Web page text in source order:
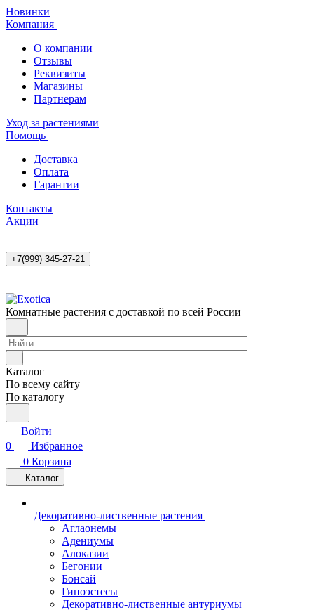
Новинки
Компания
О компании
Отзывы
Реквизиты
Магазины
Партнерам
Уход за растениями
Помощь
Доставка
Оплата
Гарантии
Контакты
Акции
+7(999) 345-27-21
Комнатные растения с доставкой по всей России
Каталог
По всему сайту
По каталогу
Войти
0
Избранное
0 Корзина
Каталог
Декоративно-лиственные растения
Аглаонемы
Адениумы
Алоказии
Бегонии
Бонсай
Гипоэстесы
Декоративно-лиственные антуриумы